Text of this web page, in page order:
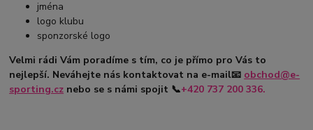
jména
logo klubu
sponzorské logo
Velmi rádi Vám poradíme s tím, co je přímo pro Vás to
nejlepší. Neváhejte nás kontaktovat na e-mail📧 obchod@e-
sporting.cz nebo se s námi spojit 📞+420 737 200 336.